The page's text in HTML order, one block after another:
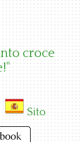
croce
Sito